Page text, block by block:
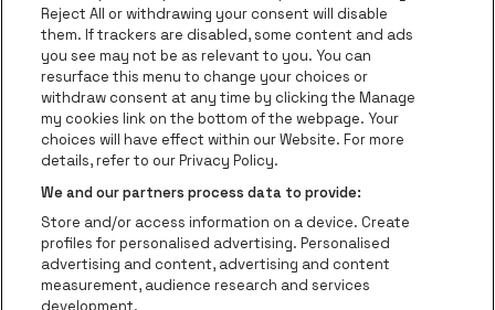
Groupes
Helpcenter
Contact
Instagram
Facebook
Threads
TiktokYoutube
Be•at Tickets fait partie de be•at
be•at Tickets
Schijnpoortweg 119, 2170 Anvers
Be-At Venues
Schijnpoortweg 119, 2170 Anvers
BTW (BE) 0461.051.688 - RPR Antwerpen
Reject All or withdrawing your consent will disable
them. If trackers are disabled, some content and ads
you see may not be as relevant to you. You can
resurface this menu to change your choices or
withdraw consent at any time by clicking the Manage
my cookies link on the bottom of the webpage. Your
choices will have effect within our Website. For more
details, refer to our Privacy Policy.
We and our partners process data to provide:
Store and/or access information on a device. Create
profiles for personalised advertising. Personalised
advertising and content, advertising and content
measurement, audience research and services
development.